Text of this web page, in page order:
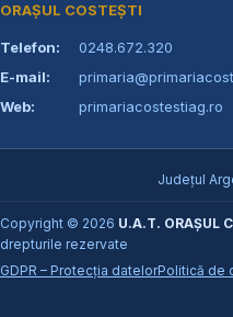
ORAȘUL COSTEȘTI
Telefon:
0248.672.320
E-mail:
Web:
primariacostestiag.ro
Județul
Copyright © 2026 U.A.T. ORAȘUL
drepturile rezervate
GDPR – Protecția datelorPolitică de